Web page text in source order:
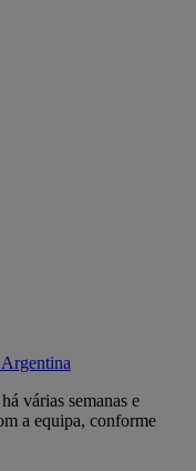
várias semanas e
a equipa, conforme